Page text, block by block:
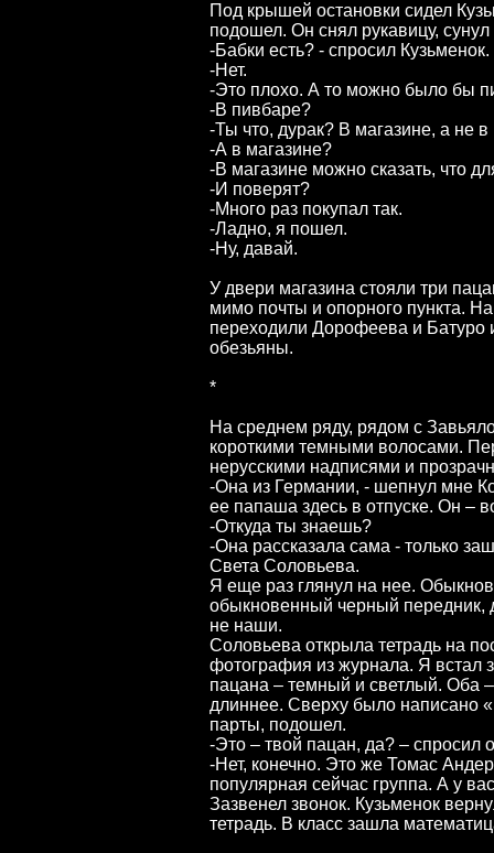
Под крышей остановки сидел
подошел. Он снял рукавицу,
-Бабки есть? - спросил Кузьменок.
-Нет.
-Это плохо. А то можно было бы
-В пивбаре?
-Ты что, дурак? В магазине, а не
-А в магазине?
-В магазине можно сказать, что
-И поверят?
-Много раз покупал так.
-Ладно, я пошел.
-Ну, давай.
У двери магазина стояли три
мимо почты и опорного пункта.
переходили Дорофеева и Батуро
обезьяны.
*
На среднем ряду, рядом с
короткими темными волосами.
нерусскими надписями и
-Она из Германии, - шепнул мне
ее папаша здесь в отпуске. Он –
-Откуда ты знаешь?
-Она рассказала сама - только
Света Соловьева.
Я еще раз глянул на нее.
обыкновенный черный передник,
не наши.
Соловьева открыла тетрадь на
фотография из журнала. Я встал
пацана – темный и светлый. Оба
длиннее. Сверху было написано
парты, подошел.
-Это – твой пацан, да? – спросил
-Нет, конечно. Это же Томас
популярная сейчас группа. А у
Зазвенел звонок. Кузьменок
тетрадь. В класс зашла